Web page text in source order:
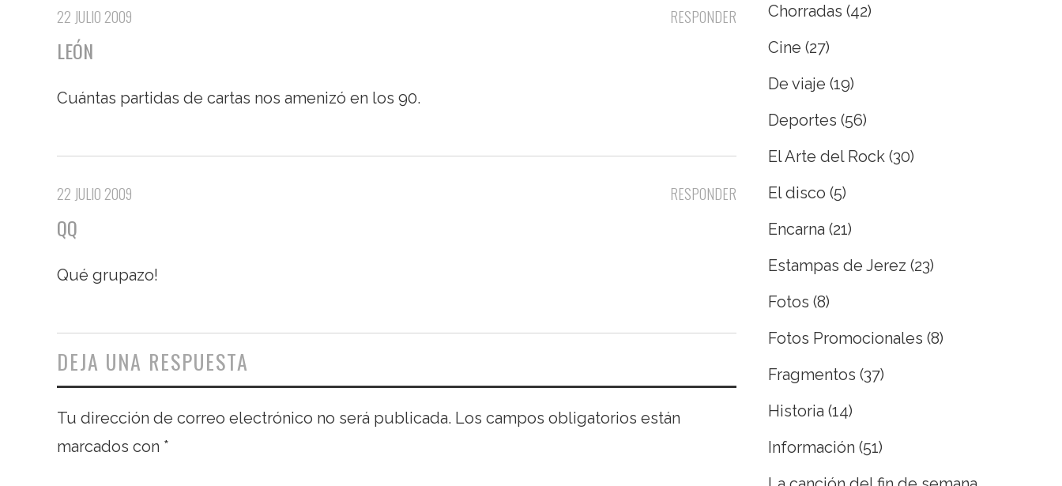
RESPONDER
22 JULIO 2009
LEÓN
Cuántas partidas de cartas nos amenizó en los 90.
RESPONDER
22 JULIO 2009
QQ
Qué grupazo!
DEJA UNA RESPUESTA
Tu dirección de correo electrónico no será publicada. Los campos obligatorios están
marcados con *
Chorradas (42)
Cine (27)
De viaje (19)
Deportes (56)
El Arte del Rock (30)
El disco (5)
Encarna (21)
Estampas de Jerez (23)
Fotos (8)
Fotos Promocionales (8)
Fragmentos (37)
Historia (14)
Información (51)